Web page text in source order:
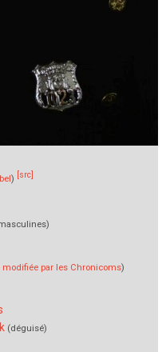
) [src]
modifiée par les Chronicoms)
(déguisé)